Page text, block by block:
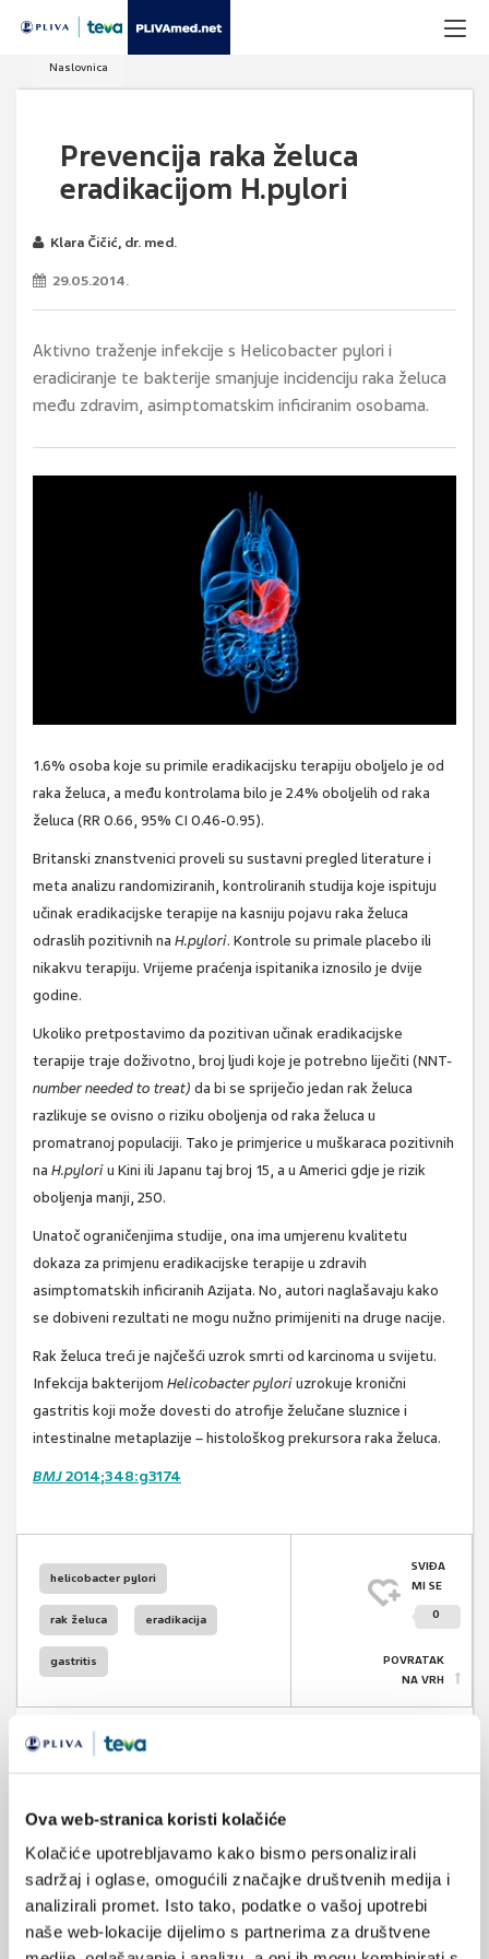
Ova web-stranica koristi kolačiće
Kolačiće upotrebljavamo kako bismo personalizirali
sadržaj i oglase, omogućili značajke društvenih medija i
analizirali promet. Isto tako, podatke o vašoj upotrebi
naše web-lokacije dijelimo s partnerima za društvene
Naslovnica
Prevencija raka želuca
eradikacijom H.pylori
Klara Čičić, dr. med.
29.05.2014.
Aktivno traženje infekcije s Helicobacter pylori i
eradiciranje te bakterije smanjuje incidenciju raka želuca
među zdravim, asimptomatskim inficiranim osobama.
1.6% osoba koje su primile eradikacijsku terapiju oboljelo je od
raka želuca, a među kontrolama bilo je 2.4% oboljelih od raka
želuca (RR 0.66, 95% CI 0.46-0.95).
Britanski znanstvenici proveli su sustavni pregled literature i
meta analizu randomiziranih, kontroliranih studija koje ispituju
učinak eradikacijske terapije na kasniju pojavu raka želuca
odraslih pozitivnih na H.pylori. Kontrole su primale placebo ili
nikakvu terapiju. Vrijeme praćenja ispitanika iznosilo je dvije
godine.
Ukoliko pretpostavimo da pozitivan učinak eradikacijske
terapije traje doživotno, broj ljudi koje je potrebno liječiti (NNT-
number needed to treat) da bi se spriječio jedan rak želuca
razlikuje se ovisno o riziku oboljenja od raka želuca u
promatranoj populaciji. Tako je primjerice u muškaraca pozitivnih
na H.pyloriu Kini ili Japanu taj broj 15, a u Americi gdje je rizik
oboljenja manji, 250.
Unatoč ograničenjima studije, ona ima umjerenu kvalitetu
dokaza za primjenu eradikacijske terapije u zdravih
asimptomatskih inficiranih Azijata. No, autori naglašavaju kako
se dobiveni rezultati ne mogu nužno primijeniti na druge nacije.
Rak želuca treći je najčešći uzrok smrti od karcinoma u svijetu.
Infekcija bakterijom Helicobacter pyloriuzrokuje kronični
gastritis koji može dovesti do atrofije želučane sluznice i
intestinalne metaplazije – histološkog prekursora raka želuca.
BMJ2014;348:g3174
helicobacter pylori
rak želuca eradikacija
gastritis
SVIĐA
MI SE
0
POVRATAK
NA VRH
VEZANI SADRŽAJ
04.11.2025.
Projekt TOGAS i prevencija raka želuca